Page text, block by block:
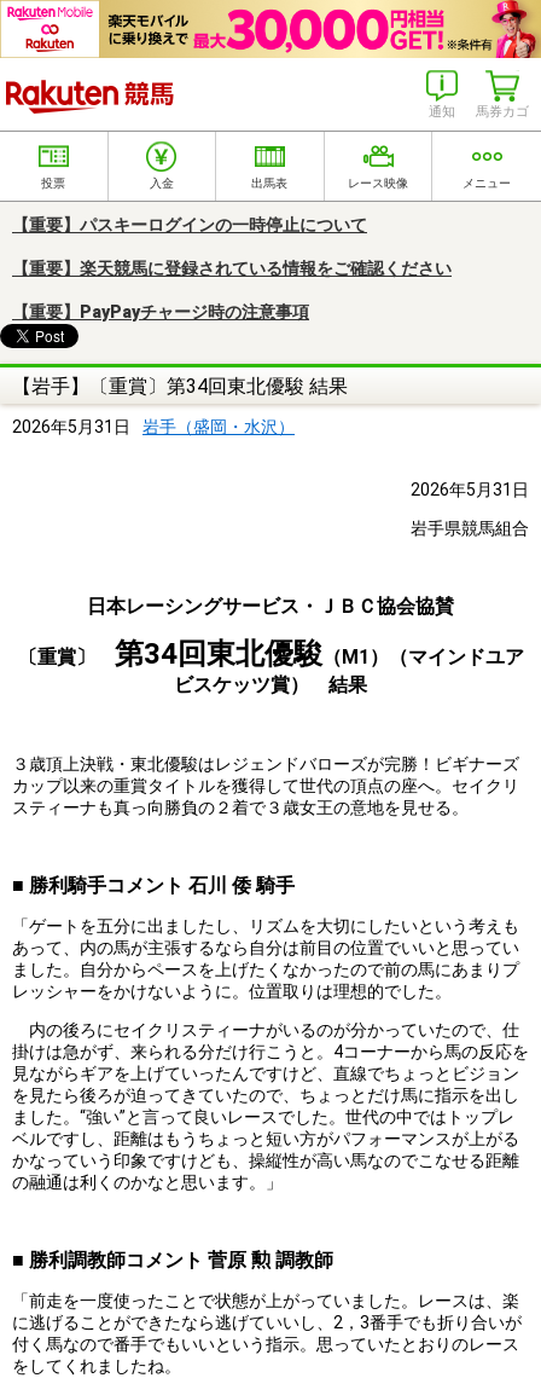
馬券カゴ
通知
投票 入金 出馬表 レース映像 メニュー
【重要】パスキーログインの一時停止について
【重要】楽天競馬に登録されている情報をご確認ください
【重要】PayPayチャージ時の注意事項
【岩手】〔重賞〕第34回東北優駿 結果
2026年5月31日 岩手（盛岡・水沢）
2026年5月31日
岩手県競馬組合
日本レーシングサービス・ＪＢＣ協会協賛
〔重賞〕 第34回東北優駿 （M1）（マインドユア
ビスケッツ賞）
結果
３歳頂上決戦・東北優駿はレジェンドバローズが完勝！ビギナーズ
カップ以来の重賞タイトルを獲得して世代の頂点の座へ。セイクリ
スティーナも真っ向勝負の２着で３歳女王の意地を見せる。
■ 勝利騎手コメント 石川 倭 騎手
「ゲートを五分に出ましたし、リズムを大切にしたいという考えも
あって、内の馬が主張するなら自分は前目の位置でいいと思ってい
ました。自分からペースを上げたくなかったので前の馬にあまりプ
レッシャーをかけないように。位置取りは理想的でした。
内の後ろにセイクリスティーナがいるのが分かっていたので、仕
掛けは急がず、来られる分だけ行こうと。4コーナーから馬の反応を
見ながらギアを上げていったんですけど、直線でちょっとビジョン
を見たら後ろが迫ってきていたので、ちょっとだけ馬に指示を出し
ました。“強い”と言って良いレースでした。世代の中ではトップレ
ベルですし、距離はもうちょっと短い方がパフォーマンスが上がる
かなっていう印象ですけども、操縦性が高い馬なのでこなせる距離
の融通は利くのかなと思います。」
■ 勝利調教師コメント 菅原 勲 調教師
「前走を一度使ったことで状態が上がっていました。レースは、楽
に逃げることができたなら逃げていいし、2，3番手でも折り合いが
付く馬なので番手でもいいという指示。思っていたとおりのレース
をしてくれましたね。